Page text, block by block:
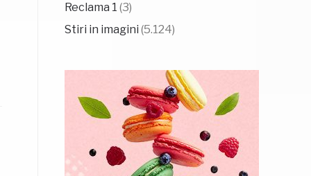
Reclama 1 (3)
Stiri in imagini (5.124)